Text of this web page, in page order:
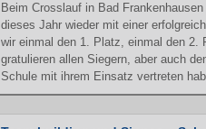
Beim Crosslauf in Bad
dieses Jahr wieder mit einer
wir einmal den 1. Platz, einmal den 2.
gratulieren allen Siegern, aber auch
Schule mit ihrem Einsatz vertreten